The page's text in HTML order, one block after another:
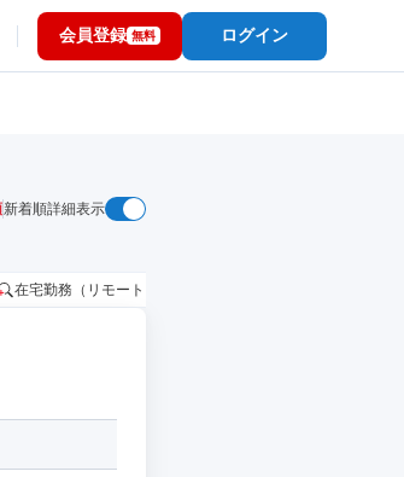
会員登録 無料 ログイン
新着順詳細表示
在宅勤務（リモートワーク）OK